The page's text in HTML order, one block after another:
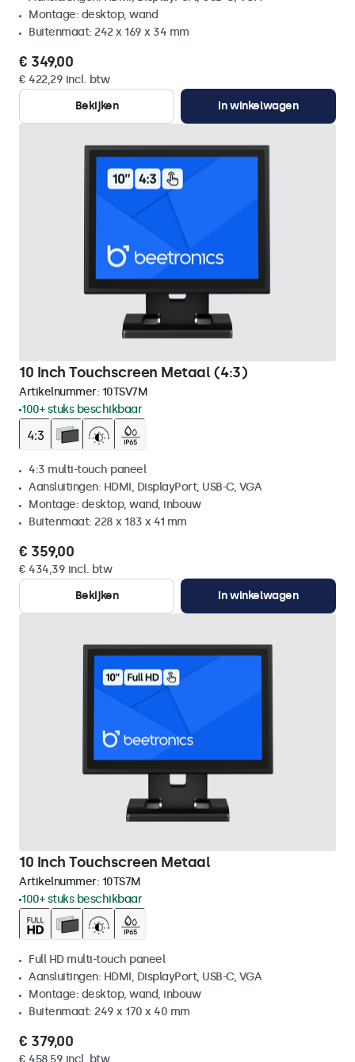
Montage: desktop, wand
Buitenmaat: 242 x 169 x 34 mm
€ 349,00
€ 422,29 incl. btw
Bekijken
In winkelwagen
10 Inch Touchscreen Metaal (4:3)
Artikelnummer: 10TSV7M
100+ stuks beschikbaar
4:3 multi-touch paneel
Aansluitingen: HDMI, DisplayPort, USB-C, VGA
Montage: desktop, wand, inbouw
Buitenmaat: 228 x 183 x 41 mm
€ 359,00
€ 434,39 incl. btw
Bekijken
In winkelwagen
10 Inch Touchscreen Metaal
Artikelnummer: 10TS7M
100+ stuks beschikbaar
Full HD multi-touch paneel
Aansluitingen: HDMI, DisplayPort, USB-C, VGA
Montage: desktop, wand, inbouw
Buitenmaat: 249 x 170 x 40 mm
€ 379,00
€ 458,59 incl. btw